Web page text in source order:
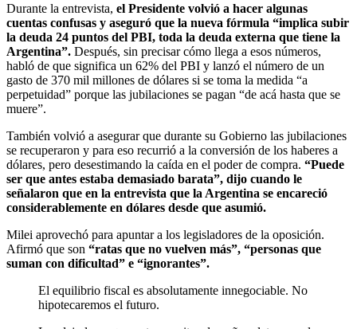
Durante la entrevista, el Presidente volvió a hacer algunas
cuentas confusas y aseguró que la nueva fórmula “implica subir
la deuda 24 puntos del PBI, toda la deuda externa que tiene la
Argentina”. Después, sin precisar cómo llega a esos números,
habló de que significa un 62% del PBI y lanzó el número de un
gasto de 370 mil millones de dólares si se toma la medida “a
perpetuidad” porque las jubilaciones se pagan “de acá hasta que se
muere”.
También volvió a asegurar que durante su Gobierno las jubilaciones
se recuperaron y para eso recurrió a la conversión de los haberes a
dólares, pero desestimando la caída en el poder de compra. “Puede
ser que antes estaba demasiado barata”, dijo cuando le
señalaron que en la entrevista que la Argentina se encareció
considerablemente en dólares desde que asumió.
Milei aprovechó para apuntar a los legisladores de la oposición.
Afirmó que son “ratas que no vuelven más”, “personas que
suman con dificultad” e “ignorantes”.
El equilibrio fiscal es absolutamente innegociable. No
hipotecaremos el futuro.